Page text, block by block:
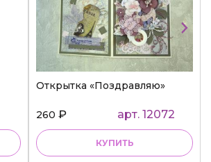
Открытка «Поздравляю»
260₽ арт. 12072
КУПИТЬ